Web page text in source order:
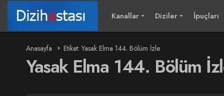
Kanallar Diziler İpuçları
Anasayfa Etiket: Yasak Elma 144. Bölüm İzle
Yasak Elma 144. Bölüm